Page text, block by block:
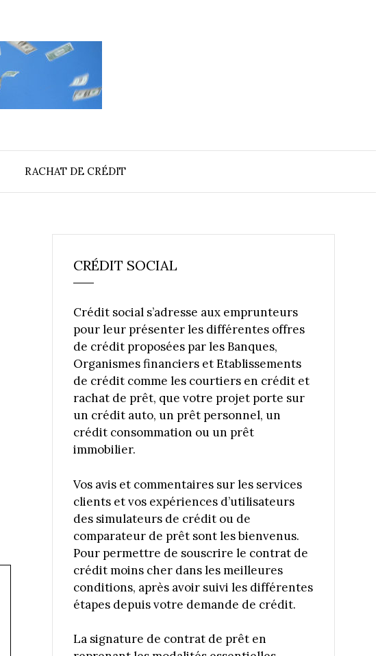
RACHAT DE CRÉDIT
CRÉDIT SOCIAL
Crédit social s’adresse aux emprunteurs
pour leur présenter les différentes offres
de crédit proposées par les Banques,
Organismes financiers et Etablissements
de crédit comme les courtiers en crédit et
rachat de prêt, que votre projet porte sur
un crédit auto, un prêt personnel, un
crédit consommation ou un prêt
immobilier.
Vos avis et commentaires sur les services
clients et vos expériences d’utilisateurs
des simulateurs de crédit ou de
comparateur de prêt sont les bienvenus.
Pour permettre de souscrire le contrat de
crédit moins cher dans les meilleures
conditions, après avoir suivi les différentes
étapes depuis votre demande de crédit.
La signature de contrat de prêt en